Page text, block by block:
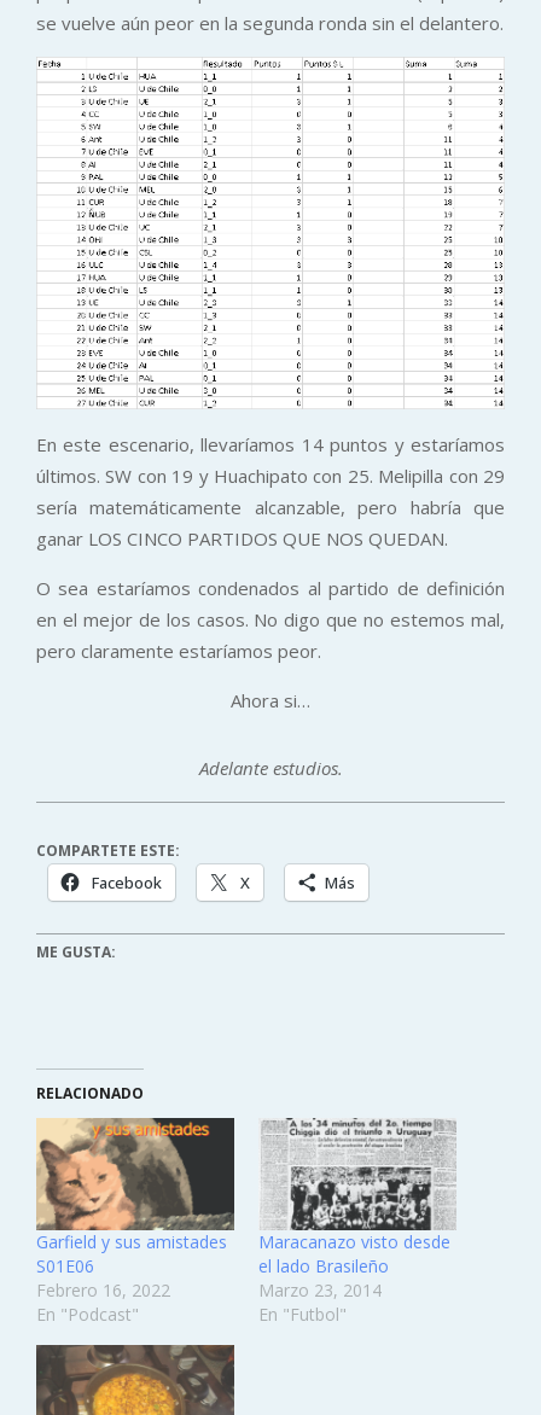
se vuelve aún peor en la segunda ronda sin el delantero.
En este escenario, llevaríamos 14 puntos y estaríamos
últimos. SW con 19 y Huachipato con 25. Melipilla con 29
sería matemáticamente alcanzable, pero habría que
ganar LOS CINCO PARTIDOS QUE NOS QUEDAN.
O sea estaríamos condenados al partido de definición
en el mejor de los casos. No digo que no estemos mal,
pero claramente estaríamos peor.
Ahora si…
Adelante estudios.
COMPARTETE ESTE:
Facebook X Más
ME GUSTA:
RELACIONADO
Garfield y sus amistades
S01E06
Febrero 16, 2022
En "Podcast"
Maracanazo visto desde
el lado Brasileño
Marzo 23, 2014
En "Futbol"